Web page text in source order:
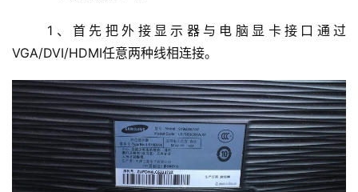
VGA/DVI/HDMI任意两种线相连接。